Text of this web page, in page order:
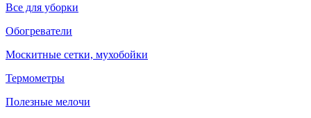
Все для уборки
Обогреватели
Москитные сетки, мухобойки
Термометры
Полезные мелочи